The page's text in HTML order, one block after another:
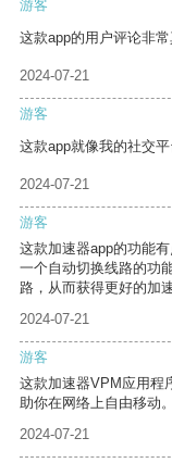
游客
这款app的用户评论非
2024-07-21
游客
这款app就像我的社交
2024-07-21
游客
这款加速器app的功能
一个自动切换线路的功
路，从而获得更好的加
2024-07-21
游客
这款加速器VPM应用程
助你在网络上自由移动。
2024-07-21